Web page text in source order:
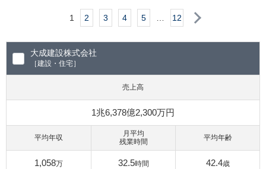
1 2 3 4 5 12
大成建設株式会社
［建設・住宅］
売上高
1兆6,378億2,300万円
平均年収
1,058万
月平均
残業時間
32.5時間
平均年齢
42.4歳